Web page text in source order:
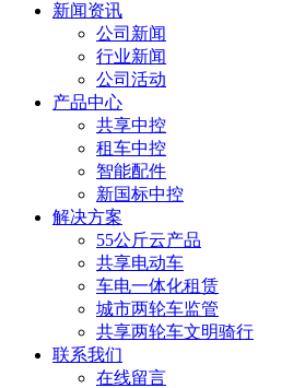
新闻资讯
公司新闻
行业新闻
公司活动
产品中心
共享中控
租车中控
智能配件
新国标中控
解决方案
55公斤云产品
共享电动车
车电一体化租赁
城市两轮车监管
共享两轮车文明骑行
联系我们
在线留言